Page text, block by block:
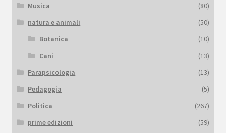
Musica
(80)
natura e animali
(50)
Botanica
(10)
Cani
(13)
Parapsicologia
(13)
Pedagogia
(5)
Politica
(267)
prime edizioni
(59)